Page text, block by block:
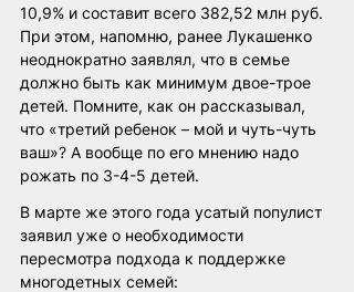
10,9% и составит всего 382,52 млн руб.
При этом, напомню, ранее Лукашенко
неоднократно заявлял, что в семье
должно быть как минимум двое-трое
детей. Помните, как он рассказывал,
что «третий ребенок – мой и чуть-чуть
ваш»? А вообще по его мнению надо
рожать по 3-4-5 детей.
В марте же этого года усатый популист
заявил уже о необходимости
пересмотра подхода к поддержке
многодетных семей: